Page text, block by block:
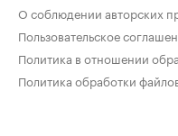
О соблюдении авторских
Пользовательское
Политика в отношении
Политика обработки